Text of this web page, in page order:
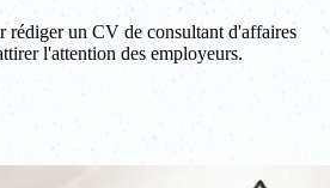
rédiger un CV de consultant d'affaires
l'attention des employeurs.